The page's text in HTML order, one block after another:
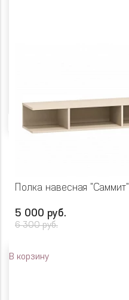
Полка навесная "Саммит"
5 000 руб.
6 300 руб.
В корзину